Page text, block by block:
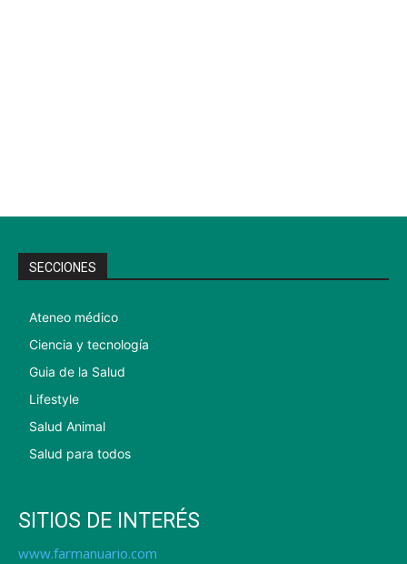
SECCIONES
Ateneo médico
Ciencia y tecnología
Guia de la Salud
Lifestyle
Salud Animal
Salud para todos
SITIOS DE INTERÉS
www.farmanuario.com